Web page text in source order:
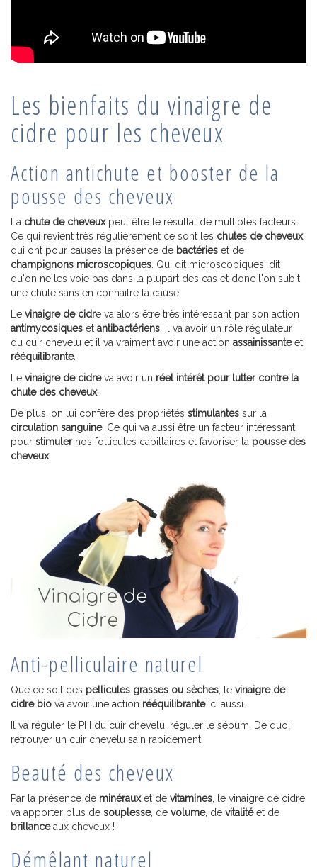
Les bienfaits du vinaigre de
cidre pour les cheveux
Action antichute et booster de la
pousse des cheveux
La chute de cheveuxpeut être le résultat de multiples facteurs.
Ce qui revient très régulièrement ce sont les chutes de cheveux
qui ont pour causes la présence de bactéries et de
champignons microscopiques . Qui dit microscopiques, dit
qu'on ne les voie pas dans la plupart des cas et donc l'on subit
une chute sans en connaitre la cause.
Le vinaigre de cidre va alors être très intéressant par son action
antimycosiques et antibactériens . Il va avoir un rôle régulateur
du cuir chevelu et il va vraiment avoir une action assainissanteet
rééquilibrante.
Le vinaigre de cidreva avoir un réel intérêt pour lutter contre la
chute des cheveux.
De plus, on lui confère des propriétés stimulantes sur la
circulation sanguine. Ce qui va aussi être un facteur intéressant
pour stimulernos follicules capillaires et favoriser la pousse des
cheveux.
Anti-pelliculaire naturel
Que ce soit des pellicules grasses ou sèches , le vinaigre de
cidre bio va avoir une action rééquilibranteici aussi.
Il va réguler le PH du cuir chevelu, réguler le sébum. De quoi
retrouver un cuir chevelu sain rapidement.
Beauté des cheveux
Par la présence de minérauxet de vitamines , le vinaigre de cidre
va apporter plus de souplesse, de volume, de vitalitéet de
brillanceaux cheveux !
Démêlant naturel